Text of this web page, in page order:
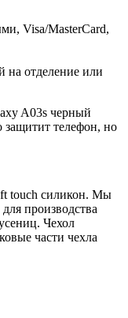
Visa/MasterCard,
на отделение или
A03s черный
защитит телефон, но
touch силикон. Мы
производства
Чехол
части чехла